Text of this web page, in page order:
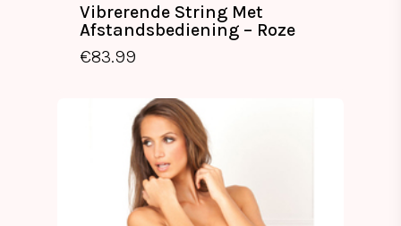
Vibrerende String Met
Afstandsbediening – Roze
€83.99
€83.99